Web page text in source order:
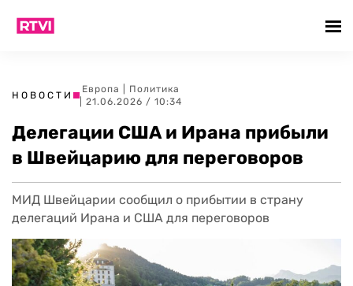
НОВОСТИ
Европа
Политика
| 21.06.2026 / 10:34
Делегации США и Ирана прибыли
в Швейцарию для переговоров
МИД Швейцарии сообщил о прибытии в страну
делегаций Ирана и США для переговоров